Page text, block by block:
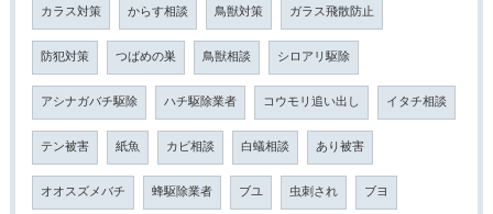
カラス対策 からす相談 鳥獣対策 ガラス飛散防止
防犯対策 つばめの巣 鳥獣相談 シロアリ駆除
アシナガバチ駆除 ハチ駆除業者 コウモリ追い出し イタチ相談
テン被害 紙魚 カビ相談 白蟻相談 あり被害
オオスズメバチ 蜂駆除業者 ブユ 虫刺され ブヨ